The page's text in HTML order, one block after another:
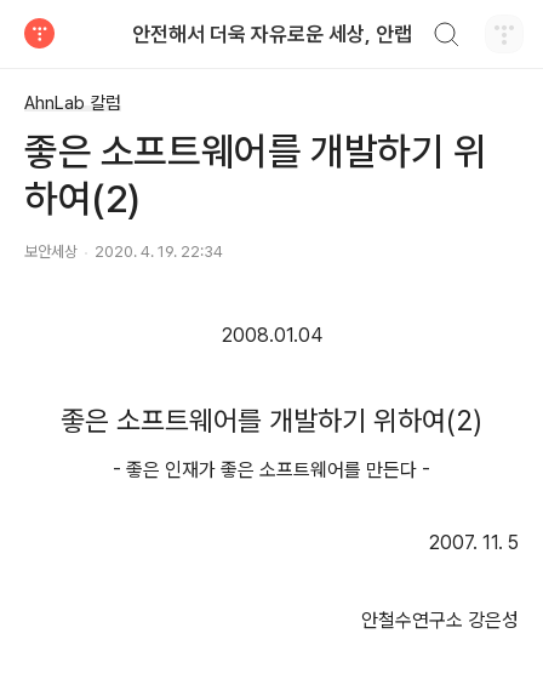
안전해서 더욱 자유로운 세상, 안랩
AhnLab 칼럼
좋은 소프트웨어를 개발하기 위
하여(2)
보안세상 2020. 4. 19. 22:34
2008.01.04
좋은 소프트웨어를 개발하기 위하여 (2)
- 좋은 인재가 좋은 소프트웨어를 만든다 -
2007. 11. 5
안철수연구소 강은성